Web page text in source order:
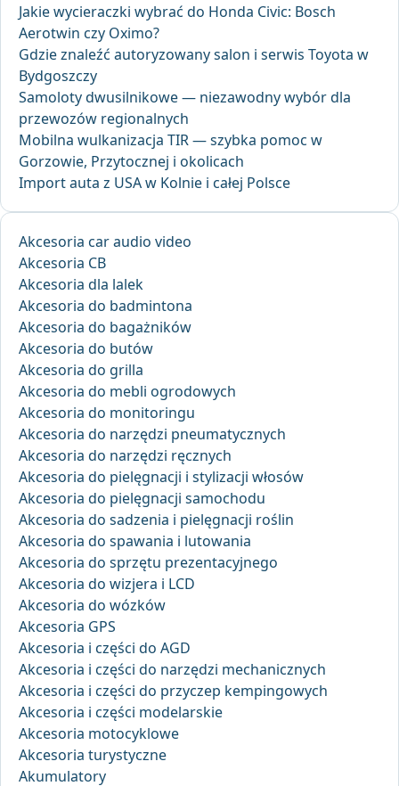
Jakie wycieraczki wybrać do Honda Civic: Bosch
Aerotwin czy Oximo?
Gdzie znaleźć autoryzowany salon i serwis Toyota w
Bydgoszczy
Samoloty dwusilnikowe — niezawodny wybór dla
przewozów regionalnych
Mobilna wulkanizacja TIR — szybka pomoc w
Gorzowie, Przytocznej i okolicach
Import auta z USA w Kolnie i całej Polsce
Akcesoria car audio video
Akcesoria CB
Akcesoria dla lalek
Akcesoria do badmintona
Akcesoria do bagażników
Akcesoria do butów
Akcesoria do grilla
Akcesoria do mebli ogrodowych
Akcesoria do monitoringu
Akcesoria do narzędzi pneumatycznych
Akcesoria do narzędzi ręcznych
Akcesoria do pielęgnacji i stylizacji włosów
Akcesoria do pielęgnacji samochodu
Akcesoria do sadzenia i pielęgnacji roślin
Akcesoria do spawania i lutowania
Akcesoria do sprzętu prezentacyjnego
Akcesoria do wizjera i LCD
Akcesoria do wózków
Akcesoria GPS
Akcesoria i części do AGD
Akcesoria i części do narzędzi mechanicznych
Akcesoria i części do przyczep kempingowych
Akcesoria i części modelarskie
Akcesoria motocyklowe
Akcesoria turystyczne
Akumulatory